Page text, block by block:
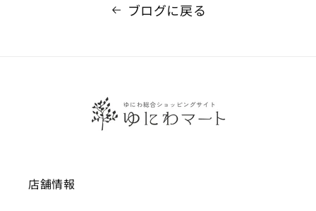
ブログに戻る
店舗情報